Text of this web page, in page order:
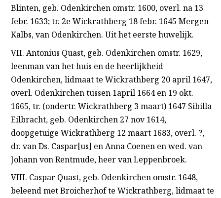
Blinten, geb. Odenkirchen omstr. 1600, overl. na 13
febr. 1633; tr. 2e Wickrathberg 18 febr. 1645 Mergen
Kalbs, van Odenkirchen. Uit het eerste huwelijk.
VII. Antonius Quast, geb. Odenkirchen omstr. 1629,
leenman van het huis en de heerlijkheid
Odenkirchen, lidmaat te Wickrathberg 20 april 1647,
overl. Odenkirchen tussen 1april 1664 en 19 okt.
1665, tr. (ondertr. Wickrathberg 3 maart) 1647 Sibilla
Eilbracht, geb. Odenkirchen 27 nov 1614,
doopgetuige Wickrathberg 12 maart 1683, overl. ?,
dr. van Ds. Caspar[us] en Anna Coenen en wed. van
Johann von Rentmude, heer van Leppenbroek.
VIII. Caspar Quast, geb. Odenkirchen omstr. 1648,
beleend met Broicherhof te Wickrathberg, lidmaat te